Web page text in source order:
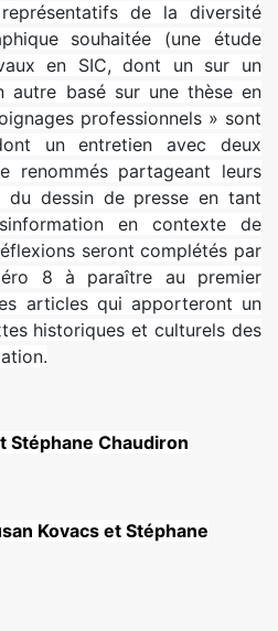
de la diversité
souhaitée (une étude
en SIC, dont un sur un
autre basé sur une thèse en
professionnels » sont
un entretien avec deux
renommés partageant leurs
du dessin de presse en tant
en contexte de
seront complétés par
8 à paraître au premier
articles qui apporteront un
historiques et culturels des
Stéphane Chaudiron
Kovacs et Stéphane